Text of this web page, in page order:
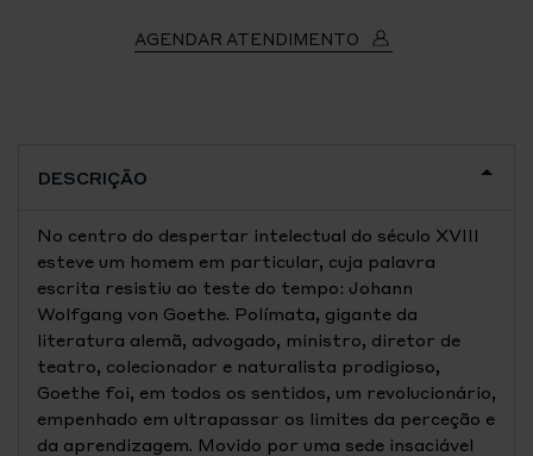
AGENDAR ATENDIMENTO
DESCRIÇÃO
No centro do despertar intelectual do século XVIII
esteve um homem em particular, cuja palavra
escrita resistiu ao teste do tempo: Johann
Wolfgang von Goethe. Polímata, gigante da
literatura alemã, advogado, ministro, diretor de
teatro, colecionador e naturalista prodigioso,
Goethe foi, em todos os sentidos, um revolucionário,
empenhado em ultrapassar os limites da perceção e
da aprendizagem. Movido por uma sede insaciável